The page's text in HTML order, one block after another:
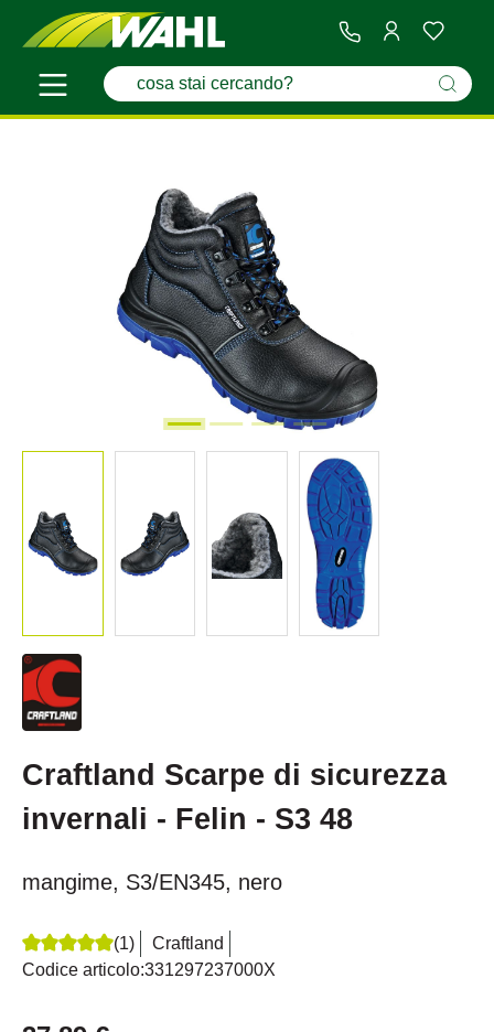
Craftland Scarpe di sicurezza
invernali - Felin - S3 48
mangime, S3/EN345, nero
Recensione media di 5 su 5 stelle
(1)
Craftland
Codice articolo:331297237000X